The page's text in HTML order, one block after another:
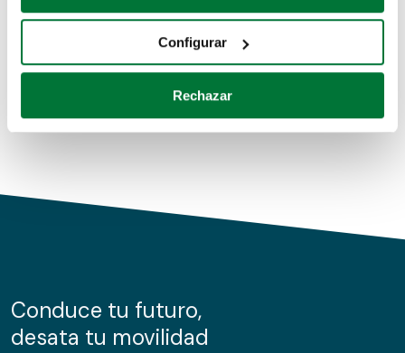
Recopilar información sobre su ubicación geográfica
Identificar su dispositivo analizándolo activamente
para buscar características específicas (huellas
Obtenga más información sobre cómo se procesan sus
de cookies.
información sobre el uso que haga del sitio web con
nuestros partners de redes sociales, publicidad y análisis
Configurar
Rechazar
Coches de km0
Conduce tu futuro,
desata tu movilidad